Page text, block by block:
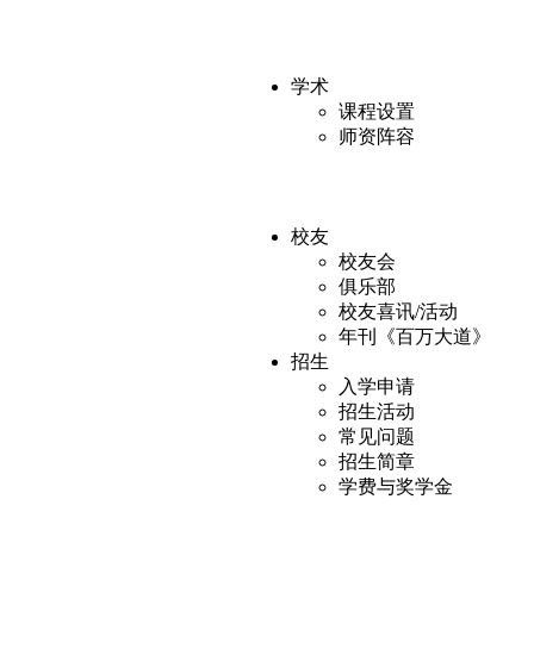
学术
课程设置
师资阵容
校友
校友会
俱乐部
校友喜讯/活动
年刊《百万大道》
招生
入学申请
招生活动
常见问题
招生简章
学费与奖学金